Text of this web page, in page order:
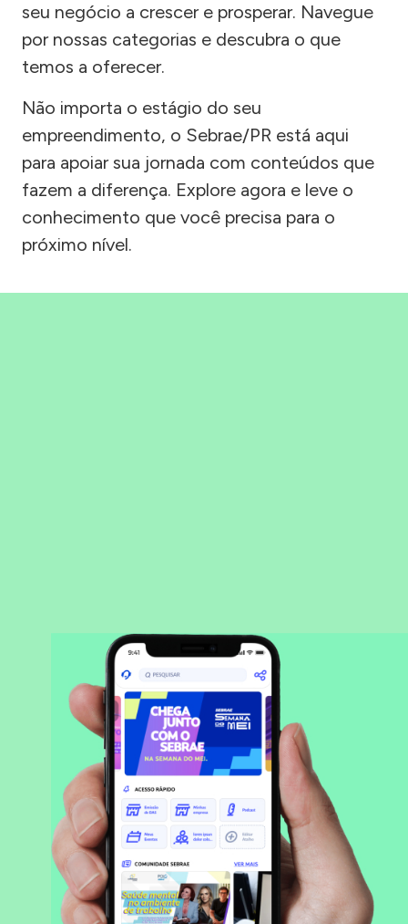
seu negócio a crescer e prosperar. Navegue
por nossas categorias e descubra o que
temos a oferecer.
Não importa o estágio do seu
empreendimento, o Sebrae/PR está aqui
para apoiar sua jornada com conteúdos que
fazem a diferença. Explore agora e leve o
conhecimento que você precisa para o
próximo nível.